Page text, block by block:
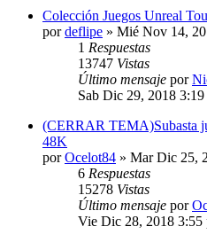
Colección Juegos Unreal
pordeflipe » Mié Nov 14,
1 Respuestas
13747 Vistas
Último mensaje por
Sab Dic 29, 2018 3:19
(CERRAR TEMA)Subasta
48K
porOcelot84 » Mar Dic 25,
6 Respuestas
15278 Vistas
Último mensaje por
Vie Dic 28, 2018 3:55